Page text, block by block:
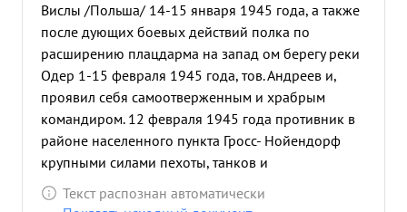
Вислы /Польша/ 14-15 января 1945 года, а также
после дующих боевых действий полка по
расширению плацдарма на запад ом берегу реки
Одер 1-15 февраля 1945 года, тов. Андреев и,
проявил себя самоотверженным и храбрым
командиром. 12 февраля 1945 года противник в
районе населенного пункта Гросс- Нойендорф
крупными силами пехоты, танков и
бронетранспортеров предпринял в течение дня
на боевые порядки 3-го стрелкого батальона
Текст распознан автоматически